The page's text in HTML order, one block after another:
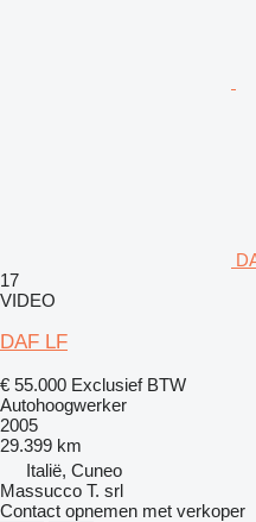
17
VIDEO
DAF LF
€ 55.000 Exclusief BTW
Autohoogwerker
2005
29.399 km
Italië, Cuneo
Massucco T. srl
Contact opnemen met verkoper